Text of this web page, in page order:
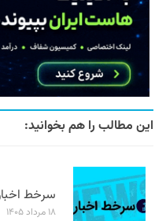
این مطالب را هم بخوانید:
سرخط اخبار/ ۱۸ مرداد
۱۸ مرداد ۱۴۰۵